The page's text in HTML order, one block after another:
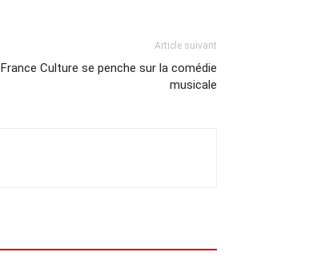
Article suivant
France Culture se penche sur la comédie
musicale